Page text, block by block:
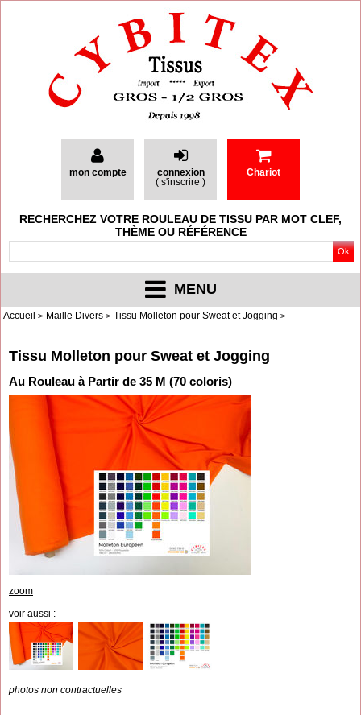
mon compte
connexion
( s'inscrire )
Chariot
MENU
RECHERCHEZ VOTRE ROULEAU DE TISSU PAR MOT CLEF,
THÈME OU RÉFÉRENCE
Accueil Maille Divers Tissu Molleton pour Sweat et Jogging
Tissu Molleton pour Sweat et Jogging
Au Rouleau à Partir de 35 M (70 coloris)
zoom
voir aussi :
photos non contractuelles